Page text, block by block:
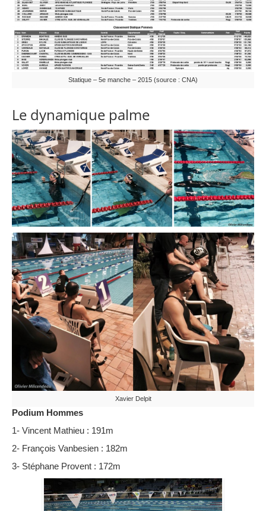
Statique – 5e manche – 2015 (source : CNA)
Le dynamique palme
Xavier Delpit
Podium Hommes
1- Vincent Mathieu : 191m
2- François Vanbesien : 182m
3- Stéphane Provent : 172m